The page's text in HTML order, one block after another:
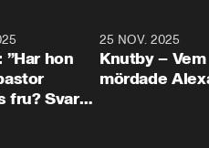
”Har hon
fru? Svar
25 NOV. 2025
Knutby – Vem
mördade